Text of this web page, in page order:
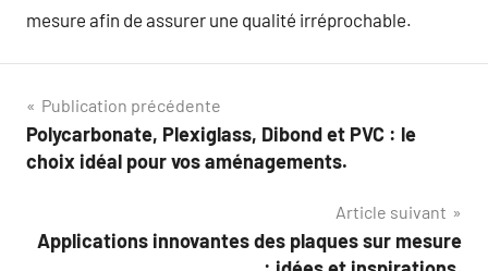
mesure afin de assurer une qualité irréprochable.
Navigation
de
Publication précédente
Polycarbonate, Plexiglass, Dibond et PVC : le
choix idéal pour vos aménagements.
Article suivant
Applications innovantes des plaques sur mesure